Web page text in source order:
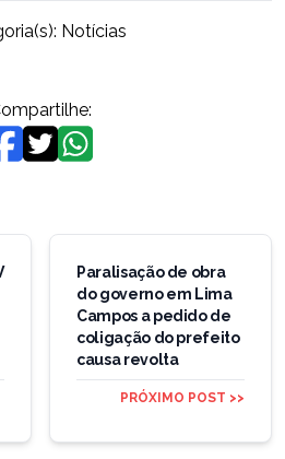
Notícias
Paralisação de obra
do governo em Lima
Campos a pedido de
coligação do prefeito
causa revolta
PRÓXIMO POST >>